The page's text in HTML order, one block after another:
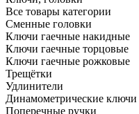
Все товары категории
Сменные головки
Ключи гаечные накидные
Ключи гаечные торцовые
Ключи гаечные рожковые
Трещётки
Удлинители
Динамометрические ключи
Поперечные ручки